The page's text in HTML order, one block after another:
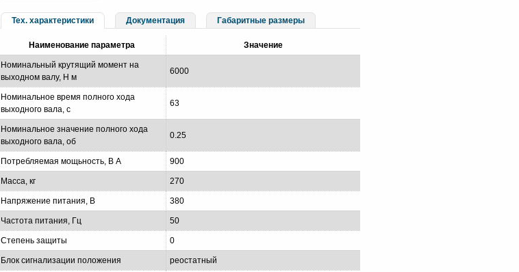
Тех. характеристики Документация Габаритные размеры
Наименование параметра Значение
Номинальный крутящий момент на
выходном валу, Н м
6000
Номинальное время полного хода
выходного вала, с
63
Номинальное значение полного хода
выходного вала, об
0.25
Потребляемая мощьность, В А 900
Масса, кг 270
Напряжение питания, В 380
Частота питания, Гц 50
Степень защиты 0
Блок сигнализации положения реостатный